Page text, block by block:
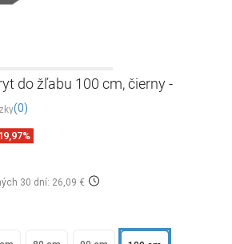
do žľabu 100 cm, čierny -
(0)
30 dní: 26,09 €